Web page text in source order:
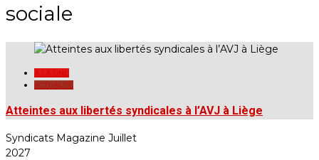
sociale
ACTUALITÉ
Atteintes aux libertés syndicales à l’AVJ à Liège
Syndicats Magazine Juillet
2027